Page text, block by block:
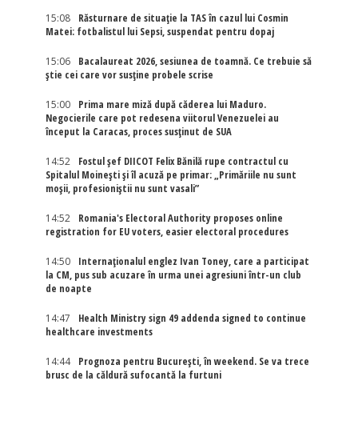
15:08
Răsturnare de situație la TAS în cazul lui Cosmin
Matei: fotbalistul lui Sepsi, suspendat pentru dopaj
15:06
Bacalaureat 2026, sesiunea de toamnă. Ce trebuie să
știe cei care vor susține probele scrise
15:00
Prima mare miză după căderea lui Maduro.
Negocierile care pot redesena viitorul Venezuelei au
început la Caracas, proces susținut de SUA
14:52
Fostul șef DIICOT Felix Bănilă rupe contractul cu
Spitalul Moinești și îl acuză pe primar: „Primăriile nu sunt
moșii, profesioniștii nu sunt vasali”
14:52
Romania's Electoral Authority proposes online
registration for EU voters, easier electoral procedures
14:50
Internaţionalul englez Ivan Toney, care a participat
la CM, pus sub acuzare în urma unei agresiuni într-un club
de noapte
14:47
Health Ministry sign 49 addenda signed to continue
healthcare investments
14:44
Prognoza pentru București, în weekend. Se va trece
brusc de la căldură sufocantă la furtuni